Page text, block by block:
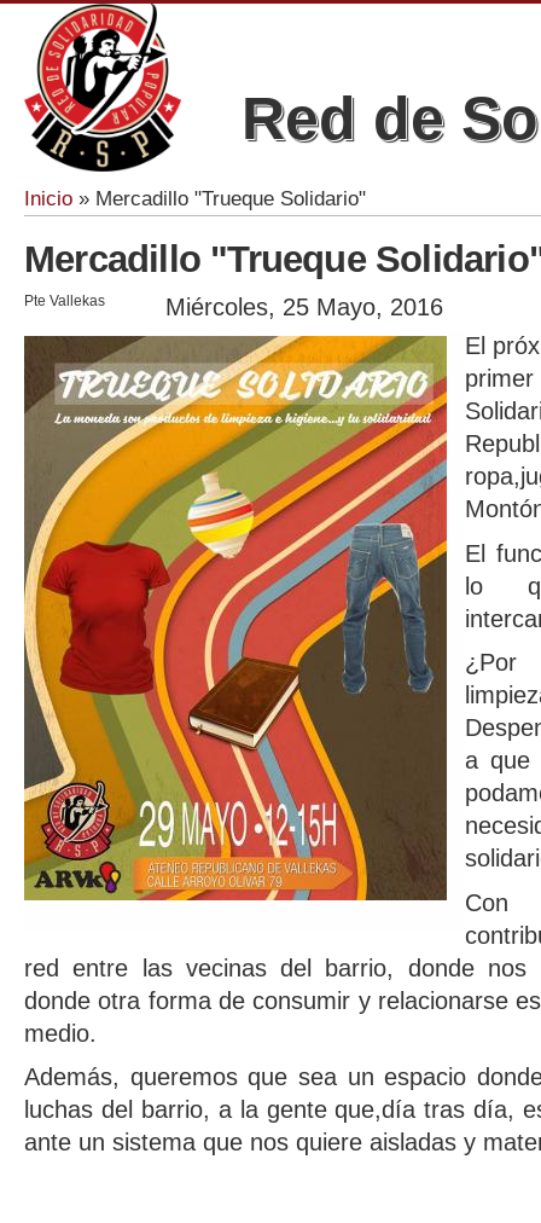
Red de
Se encuentra usted aquí
Inicio » Mercadillo "Trueque Solidario"
Mercadillo "Trueque
Pte Vallekas
Miércoles, 25 Mayo, 2016
El
El
lo
¿Por
a que
Con
red entre las vecinas del barrio, donde nos
donde otra forma de consumir y relacionarse
medio.
Además, queremos que sea un espacio
luchas del barrio, a la gente que,día tras día,
ante un sistema que nos quiere aisladas y